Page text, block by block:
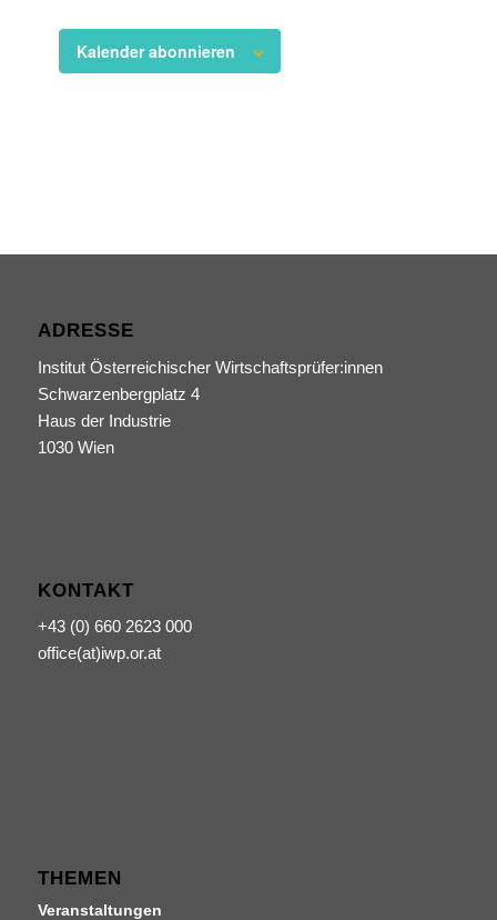
Kalender abonnieren
ADRESSE
Institut Österreichischer Wirtschaftsprüfer:innen
Schwarzenbergplatz 4
Haus der Industrie
1030 Wien
KONTAKT
+43 (0) 660 2623 000
office(at)iwp.or.at
THEMEN
Veranstaltungen